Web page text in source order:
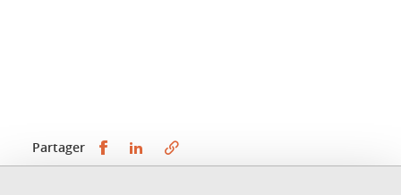
Partager Partager sur Facebook
Partager sur LinkedIn